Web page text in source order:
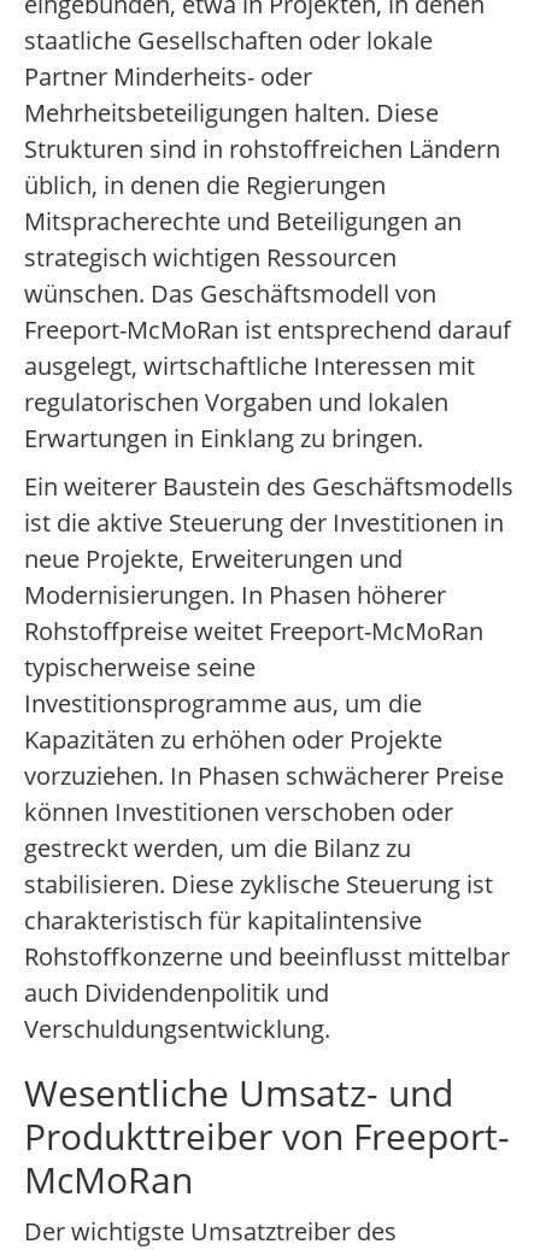
staatliche Gesellschaften oder lokale
Partner Minderheits- oder
Mehrheitsbeteiligungen halten. Diese
Strukturen sind in rohstoffreichen Ländern
üblich, in denen die Regierungen
Mitspracherechte und Beteiligungen an
strategisch wichtigen Ressourcen
wünschen. Das Geschäftsmodell von
Freeport-McMoRan ist entsprechend darauf
ausgelegt, wirtschaftliche Interessen mit
regulatorischen Vorgaben und lokalen
Erwartungen in Einklang zu bringen.
Ein weiterer Baustein des Geschäftsmodells
ist die aktive Steuerung der Investitionen in
neue Projekte, Erweiterungen und
Modernisierungen. In Phasen höherer
Rohstoffpreise weitet Freeport-McMoRan
typischerweise seine
Investitionsprogramme aus, um die
Kapazitäten zu erhöhen oder Projekte
vorzuziehen. In Phasen schwächerer Preise
können Investitionen verschoben oder
gestreckt werden, um die Bilanz zu
stabilisieren. Diese zyklische Steuerung ist
charakteristisch für kapitalintensive
Rohstoffkonzerne und beeinflusst mittelbar
auch Dividendenpolitik und
Verschuldungsentwicklung.
Wesentliche Umsatz- und
Produkttreiber von Freeport-
McMoRan
Der wichtigste Umsatztreiber des